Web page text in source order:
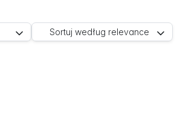
Sortuj według relevance